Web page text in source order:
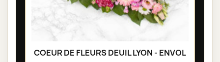
COEUR DE FLEURS DEUIL LYON - ENVOL